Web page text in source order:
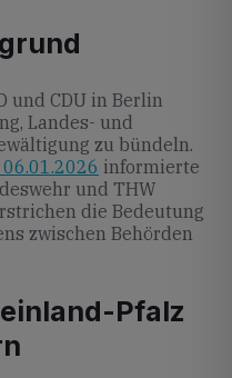
und CDU in Berlin
Landes- und
zu bündeln.
informierte
und THW
die Bedeutung
zwischen Behörden
Pfalz